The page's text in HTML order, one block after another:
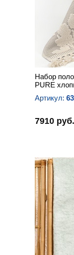
Набор
PURE
Артикул:
7910 руб.